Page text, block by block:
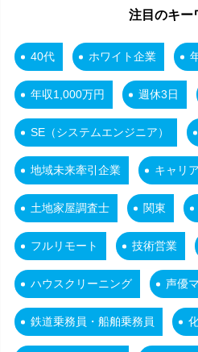
注目のキー
40代 ホワイト企業
年収1,000万円 週休3日
SE（システムエンジニア）
地域未来牽引企業 キャリ
土地家屋調査士 関東
フルリモート 技術営業
ハウスクリーニング 声優
鉄道乗務員・船舶乗務員